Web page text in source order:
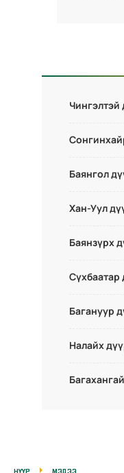
Баянгол
Хан-Уул
Баянзүрх
Сүхбаатар
Багануур
Налайх
НҮҮР МЭДЭЭ